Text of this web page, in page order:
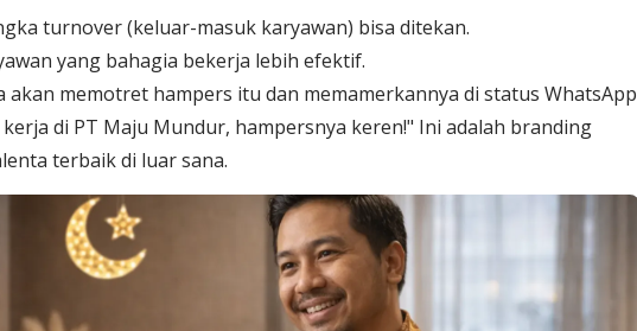
turnover (keluar-masuk karyawan) bisa ditekan.
yang bahagia bekerja lebih efektif.
akan memotret hampers itu dan memamerkannya di status WhatsApp
di PT Maju Mundur, hampersnya keren!" Ini adalah branding
terbaik di luar sana.